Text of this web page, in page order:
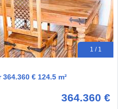
1 / 1
€ 124.5 m²
364.360 €